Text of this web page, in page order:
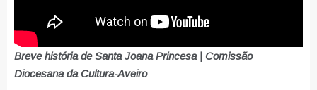
Breve história de Santa Joana Princesa | Comissão
Diocesana da Cultura-Aveiro